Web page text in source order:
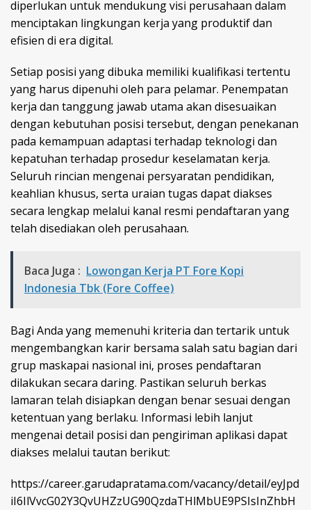
diperlukan untuk mendukung visi perusahaan dalam
menciptakan lingkungan kerja yang produktif dan
efisien di era digital.
Setiap posisi yang dibuka memiliki kualifikasi tertentu
yang harus dipenuhi oleh para pelamar. Penempatan
kerja dan tanggung jawab utama akan disesuaikan
dengan kebutuhan posisi tersebut, dengan penekanan
pada kemampuan adaptasi terhadap teknologi dan
kepatuhan terhadap prosedur keselamatan kerja.
Seluruh rincian mengenai persyaratan pendidikan,
keahlian khusus, serta uraian tugas dapat diakses
secara lengkap melalui kanal resmi pendaftaran yang
telah disediakan oleh perusahaan.
Baca Juga : Lowongan Kerja PT Fore Kopi
Indonesia Tbk (Fore Coffee)
Bagi Anda yang memenuhi kriteria dan tertarik untuk
mengembangkan karir bersama salah satu bagian dari
grup maskapai nasional ini, proses pendaftaran
dilakukan secara daring. Pastikan seluruh berkas
lamaran telah disiapkan dengan benar sesuai dengan
ketentuan yang berlaku. Informasi lebih lanjut
mengenai detail posisi dan pengiriman aplikasi dapat
diakses melalui tautan berikut:
https://career.garudapratama.com/vacancy/detail/eyJpd
iI6IlVvcG02Y3QvUHZzUG90QzdaTHlMbUE9PSIsInZhbH